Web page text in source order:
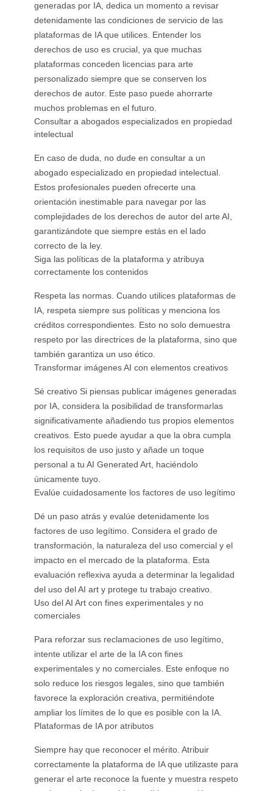
generadas por IA, dedica un momento a revisar
detenidamente las condiciones de servicio de las
plataformas de IA que utilices. Entender los
derechos de uso es crucial, ya que muchas
plataformas conceden licencias para arte
personalizado siempre que se conserven los
derechos de autor. Este paso puede ahorrarte
muchos problemas en el futuro.
Consultar a abogados especializados en propiedad
intelectual
En caso de duda, no dude en consultar a un
abogado especializado en propiedad intelectual.
Estos profesionales pueden ofrecerte una
orientación inestimable para navegar por las
complejidades de los derechos de autor del arte AI,
garantizándote que siempre estás en el lado
correcto de la ley.
Siga las políticas de la plataforma y atribuya
correctamente los contenidos
Respeta las normas. Cuando utilices plataformas de
IA, respeta siempre sus políticas y menciona los
créditos correspondientes. Esto no solo demuestra
respeto por las directrices de la plataforma, sino que
también garantiza un uso ético.
Transformar imágenes AI con elementos creativos
Sé creativo Si piensas publicar imágenes generadas
por IA, considera la posibilidad de transformarlas
significativamente añadiendo tus propios elementos
creativos. Esto puede ayudar a que la obra cumpla
los requisitos de uso justo y añade un toque
personal a tu AI Generated Art, haciéndolo
únicamente tuyo.
Evalúe cuidadosamente los factores de uso legítimo
Dé un paso atrás y evalúe detenidamente los
factores de uso legítimo. Considera el grado de
transformación, la naturaleza del uso comercial y el
impacto en el mercado de la plataforma. Esta
evaluación reflexiva ayuda a determinar la legalidad
del uso del AI art y protege tu trabajo creativo.
Uso del AI Art con fines experimentales y no
comerciales
Para reforzar sus reclamaciones de uso legítimo,
intente utilizar el arte de la IA con fines
experimentales y no comerciales. Este enfoque no
solo reduce los riesgos legales, sino que también
favorece la exploración creativa, permitiéndote
ampliar los límites de lo que es posible con la IA.
Plataformas de IA por atributos
Siempre hay que reconocer el mérito. Atribuir
correctamente la plataforma de IA que utilizaste para
generar el arte reconoce la fuente y muestra respeto